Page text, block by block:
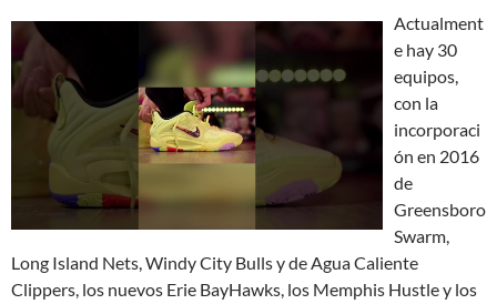
Actualment
e hay 30
equipos,
con la
incorporaci
ón en 2016
de
Greensboro
Swarm,
Long Island Nets, Windy City Bulls y de Agua Caliente
Clippers, los nuevos Erie BayHawks, los Memphis Hustle y los